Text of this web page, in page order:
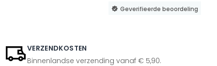
Geverifieerde beoordeling
VERZENDKOSTEN
Binnenlandse verzending vanaf € 5,90.